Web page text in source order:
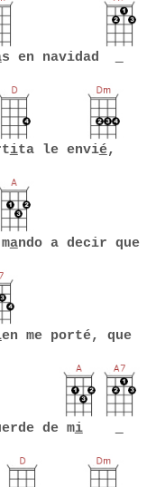
s en navidad
ita le envié,
ando a decir que
en me porté, que
de mi